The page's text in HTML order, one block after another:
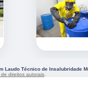
Laudo Técnico de Insalubridade
direitos autorais